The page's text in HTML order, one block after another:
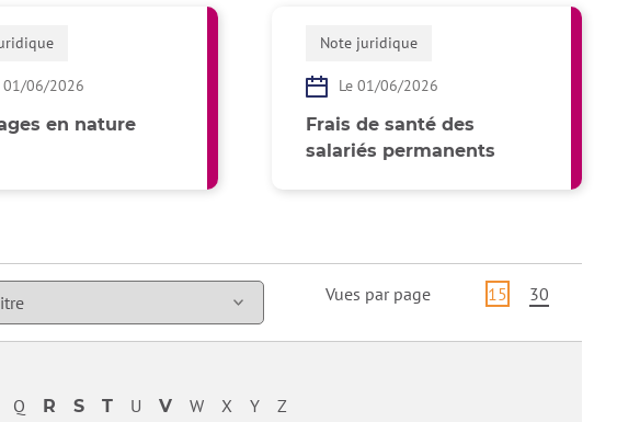
01/06/2026
en nature
Note juridique
Le 01/06/2026
Frais de santé des
salariés permanents
ou ancienneté des résultats
Vues par page 15 30
Q R S T U V W X Y Z